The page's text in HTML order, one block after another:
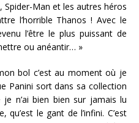
Spider-Man et les autres héros
l’horrible Thanos ! Avec le
l’être le plus puissant de
ou anéantir… »
bol c’est au moment où je
Panini sort dans sa collection
n’ai bien bien sur jamais lu
qu’est le gant de l’infini. C’est